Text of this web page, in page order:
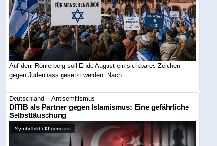
Auf dem Römerberg soll Ende August ein sichtbares Zeichen
gegen Judenhass gesetzt werden. Nach ...
Deutschland -- Antisemitismus
DITIB als Partner gegen Islamismus: Eine gefährliche
Selbsttäuschung
Symbolbild / KI generiert